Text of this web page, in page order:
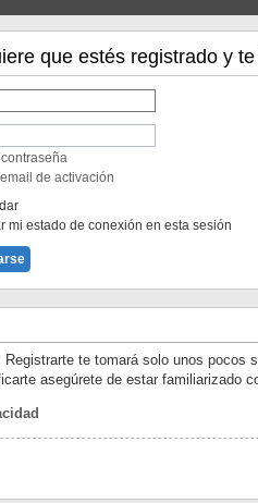
que estés registrado y
de activación
mi estado de conexión en esta sesión
te tomará solo unos
asegúrete de estar familiarizado